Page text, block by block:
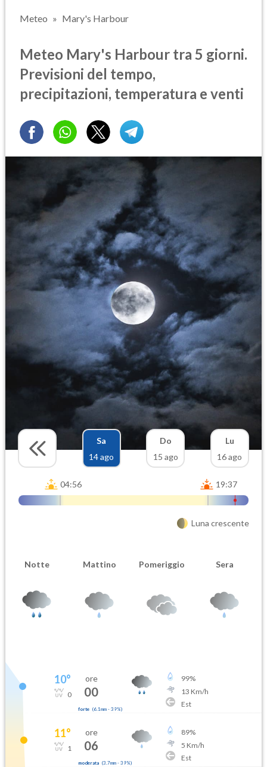
Meteo Mary's Harbour
Meteo Mary's Harbour tra 5 giorni.
Previsioni del tempo,
precipitazioni, temperatura e venti
Sa
14 ago
Do
15 ago
Lu
16 ago
04:56 19:37
Luna crescente
Notte Mattino Pomeriggio Sera
10°
0
ore
00
forte (6.1mm- 39%)
99%
13 Km/h
Est
11°
1
ore
06
moderata (3.7mm- 39%)
89%
5 Km/h
Est